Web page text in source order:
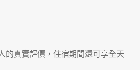
的真實評價，住宿期間還可享全天